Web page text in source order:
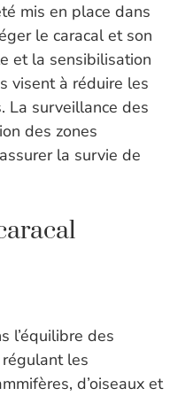
mis en place dans
le caracal et son
et la sensibilisation
visent à réduire les
La surveillance des
des zones
la survie de
l’équilibre des
les
d’oiseaux et